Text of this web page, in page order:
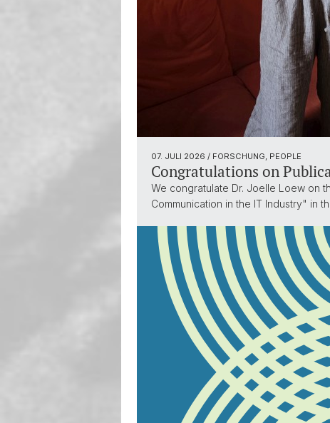
07. JULI 2026 / FORSCHUNG, PEOPLE
Congratulations on
We congratulate Dr. Joelle Loew on
Communication in the IT Industry" in